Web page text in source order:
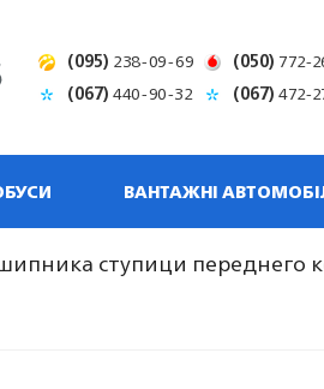
(095) 238-09-69 (050) 772-
(067)440-90-32 (067)472-
ВАНТАЖНІ
ступици переднего